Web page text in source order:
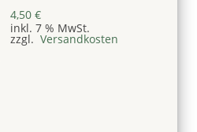
4,50 €
inkl. 7 % MwSt.
zzgl. Versandkosten